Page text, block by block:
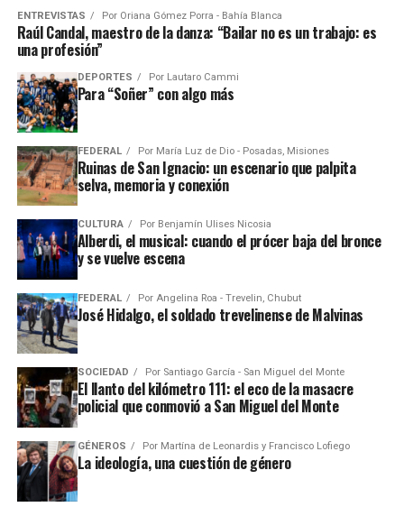
ENTREVISTAS Por Oriana Gómez Porra - Bahía Blanca
Raúl Candal, maestro de la danza: “Bailar no es un trabajo: es
una profesión”
DEPORTES Por Lautaro Cammi
Para “Soñer” con algo más
FEDERAL Por María Luz de Dio - Posadas, Misiones
Ruinas de San Ignacio: un escenario que palpita
selva, memoria y conexión
CULTURA Por Benjamín Ulises Nicosia
Alberdi, el musical: cuando el prócer baja del bronce
y se vuelve escena
FEDERAL Por Angelina Roa - Trevelin, Chubut
José Hidalgo, el soldado trevelinense de Malvinas
SOCIEDAD Por Santiago García - San Miguel del Monte
El llanto del kilómetro 111: el eco de la masacre
policial que conmovió a San Miguel del Monte
GÉNEROS Por Martína de Leonardis y Francisco Lofiego
La ideología, una cuestión de género